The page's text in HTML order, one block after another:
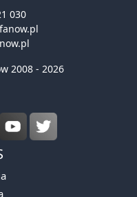
030
2008 - 2026